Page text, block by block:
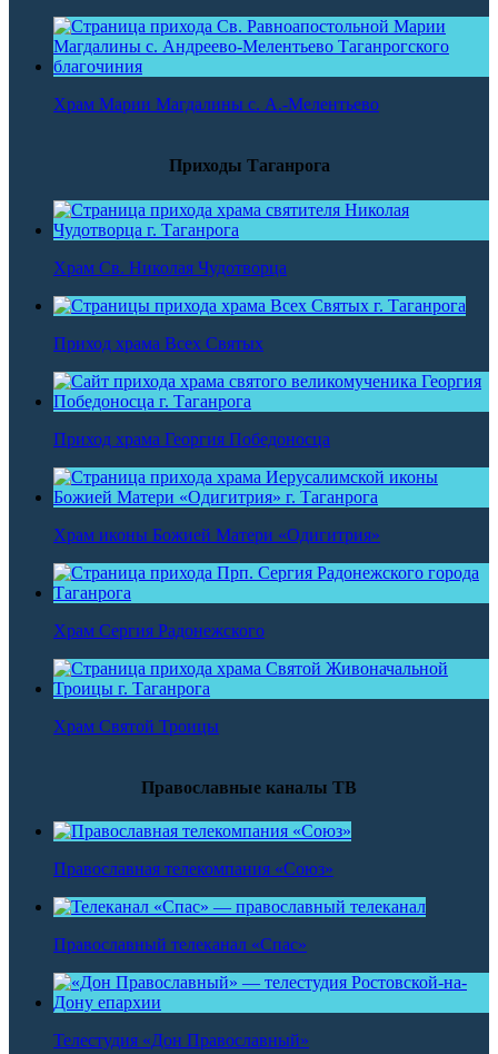
Храм Марии Магдалины с. А.-Мелентьево
Приходы Таганрога
Храм Св. Николая Чудотворца
Приход храма Всех Святых
Приход храма Георгия Победоносца
Храм иконы Божией Матери «Одигитрия»
Храм Сергия Радонежского
Храм Святой Троицы
Православные каналы ТВ
Православная телекомпания «Союз»
Православный телеканал «Спас»
Телестудия «Дон Православный»